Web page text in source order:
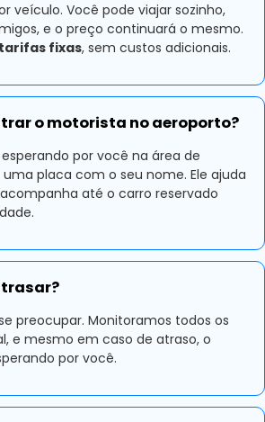
veículo. Você pode viajar sozinho,
e o preço continuará o mesmo.
tarifas fixas, sem custos adicionais.
o motorista no aeroporto?
por você na área de
placa com o seu nome. Ele ajuda
até o carro reservado
preocupar. Monitoramos todos os
e mesmo em caso de atraso, o
por você.